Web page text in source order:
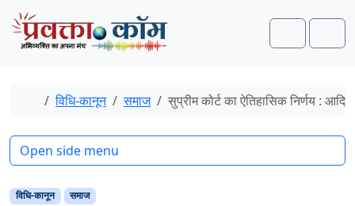
Skip to content
Skip to footer
Search
Home
विधि-कानून समाज सुप्रीम कोर्ट का ऐतिहासिक निर्णय :
विधि-कानून समाज
Open side menu